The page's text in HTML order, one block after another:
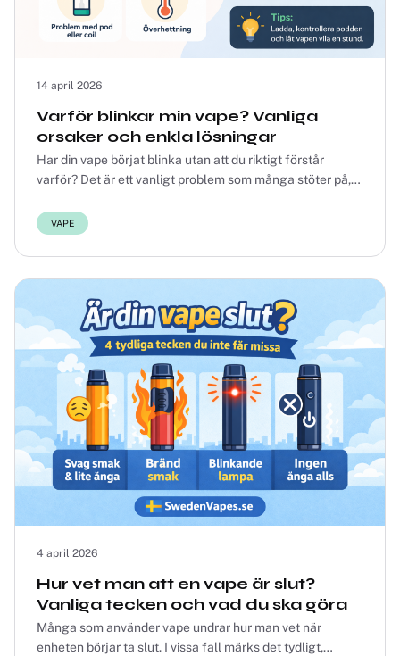
14 april 2026
Varför blinkar min vape? Vanliga
orsaker och enkla lösningar
Har din vape börjat blinka utan att du riktigt förstår
varför? Det är ett vanligt problem som många stöter på,
VAPE
4 april 2026
Hur vet man att en vape är slut?
Vanliga tecken och vad du ska göra
Många som använder vape undrar hur man vet när
enheten börjar ta slut. I vissa fall märks det tydligt,